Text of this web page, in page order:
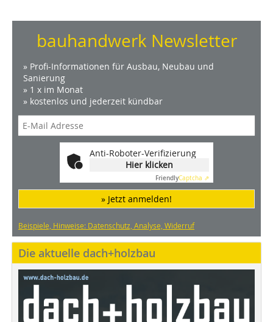
bauhandwerk Newsletter
» Profi-Informationen für Ausbau, Neubau und
Sanierung
» 1 x im Monat
» kostenlos und jederzeit kündbar
Anti-Roboter-Verifizierung
Hier klicken
FriendlyCaptcha ⇗
» Jetzt anmelden!
Beispiele, Hinweise: Datenschutz, Analyse, Widerruf
Die aktuelle dach+holzbau